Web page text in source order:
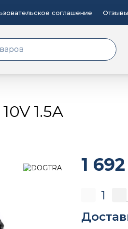
соглашение
1.5A
1